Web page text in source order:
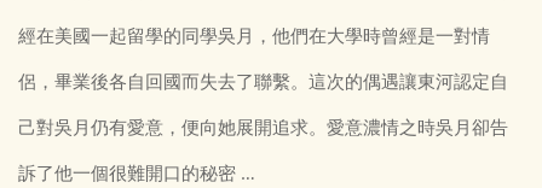
經在美國一起留學的同學吳月，他們在大學時曾經是一對情
侶，畢業後各自回國而失去了聯繫。這次的偶遇讓東河認定自
己對吳月仍有愛意，便向她展開追求。愛意濃情之時吳月卻告
訴了他一個很難開口的秘密 …